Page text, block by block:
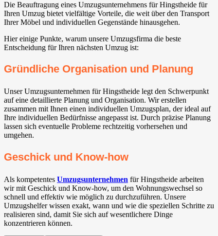
Die Beauftragung eines Umzugsunternehmens für Hingstheide für
Ihren Umzug bietet vielfältige Vorteile, die weit über den Transport
Ihrer Möbel und individuellen Gegenstände hinausgehen.
Hier einige Punkte, warum unsere Umzugsfirma die beste
Entscheidung für Ihren nächsten Umzug ist:
Gründliche Organisation und Planung
Unser Umzugsunternehmen für Hingstheide legt den Schwerpunkt
auf eine detaillierte Planung und Organisation. Wir erstellen
zusammen mit Ihnen einen individuellen Umzugsplan, der ideal auf
Ihre individuellen Bedürfnisse angepasst ist. Durch präzise Planung
lassen sich eventuelle Probleme rechtzeitig vorhersehen und
umgehen.
Geschick und Know-how
Als kompetentes Umzugsunternehmen für Hingstheide arbeiten
wir mit Geschick und Know-how, um den Wohnungswechsel so
schnell und effektiv wie möglich zu durchzuführen. Unsere
Umzugshelfer wissen exakt, wann und wie die speziellen Schritte zu
realisieren sind, damit Sie sich auf wesentlichere Dinge
konzentrieren können.